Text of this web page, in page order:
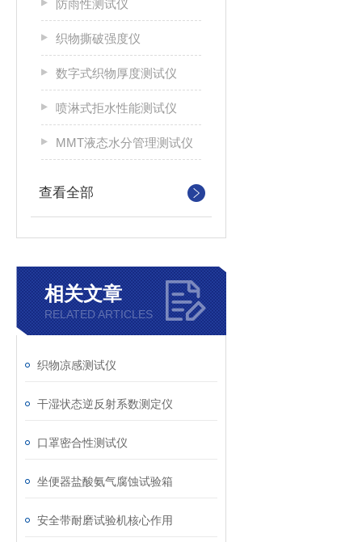
防雨性测试仪
织物撕破强度仪
数字式织物厚度测试仪
喷淋式拒水性能测试仪
MMT液态水分管理测试仪
查看全部
相关文章
RELATED ARTICLES
织物凉感测试仪
干湿状态逆反射系数测定仪
口罩密合性测试仪
坐便器盐酸氨气腐蚀试验箱
安全带耐磨试验机核心作用